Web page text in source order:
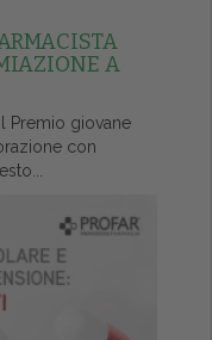
A
Premio giovane
con